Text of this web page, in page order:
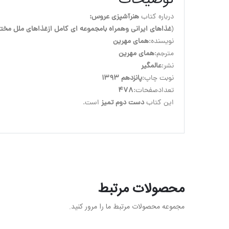
درباره کتاب هنرآشپزی عروس:
(غذاهای ایرانی وهمراه بامجموعه ای کامل ازغذاهای ملل
نویسنده:همای مهرین
مترجم:همای مهرین
نشر:عالمگیر
نوبت چاپ:پانزدهم 1393
تعدادصفحات:478
این کتاب دست دوم تمیز است.
محصولات مرتبط
مجموعه محصولات مرتبط ما را مرور کنید.